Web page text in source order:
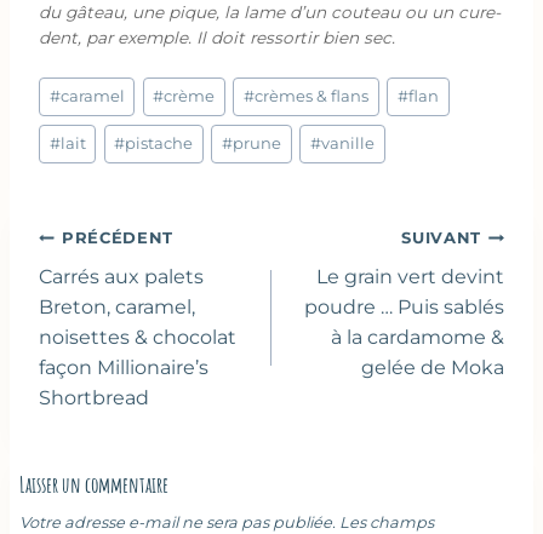
du gâteau, une pique, la lame d’un couteau ou un cure-
dent, par exemple. Il doit ressortir bien sec.
Étiquettes
de
la
#caramel #crème #crèmes & flans #flan
#lait #pistache #prune #vanille
Navigation
de
l’article
PRÉCÉDENT
Carrés aux palets
Breton, caramel,
noisettes & chocolat
façon Millionaire’s
Shortbread
SUIVANT
Le grain vert devint
poudre … Puis sablés
à la cardamome &
gelée de Moka
Laisser un commentaire
Votre adresse e-mail ne sera pas publiée. Les champs